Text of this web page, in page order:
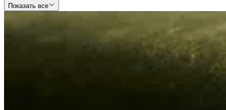
Показать все